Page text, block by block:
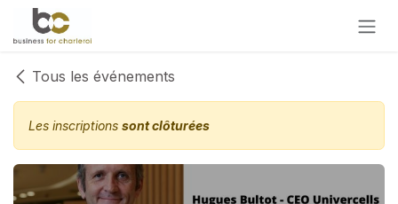
Se rendre au contenu
Tous les événements
Les inscriptions sont clôturées